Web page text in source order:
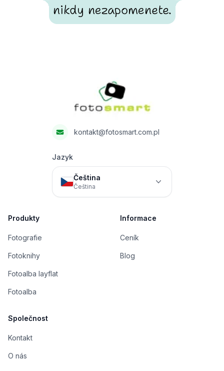
nikdy nezapomenete.
kontakt@fotosmart.com.pl
Jazyk
Čeština
Čeština
Produkty
Fotografie
Fotoknihy
Fotoalba layflat
Fotoalba
Informace
Ceník
Blog
Společnost
Kontakt
O nás